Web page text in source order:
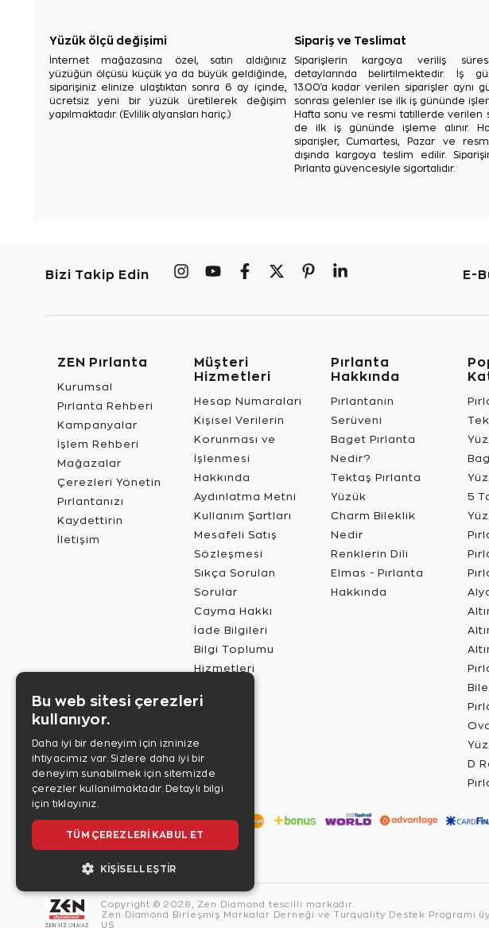
Yüzük ölçü değişimi
İnternet mağazasına özel, satın aldığınız
yüzüğün ölçüsü küçük ya da büyük geldiğinde,
siparişiniz elinize ulaştıktan sonra 6 ay içinde,
ücretsiz yeni bir yüzük üretilerek değişim
yapılmaktadır. (Evlilik alyansları hariç.)
Sipariş ve Teslimat
Siparişlerin kargoya veriliş
detaylarında belirtilmektedir. İş
13.00'a kadar verilen siparişler aynı
sonrası gelenler ise ilk iş gününde
Hafta sonu ve resmi tatillerde verilen
de ilk iş gününde işleme alınır.
siparişler, Cumartesi, Pazar ve
dışında kargoya teslim edilir.
Pırlanta güvencesiyle sigortalıdır.
Bizi Takip Edin E-
ZEN Pırlanta
Kurumsal
Pırlanta Rehberi
Kampanyalar
İşlem Rehberi
Mağazalar
Çerezleri Yönetin
Pırlantanızı
Kaydettirin
İletişim
Müşteri
Hizmetleri
Hesap Numaraları
Kişisel Verilerin
Korunması ve
İşlenmesi
Hakkında
Aydınlatma Metni
Kullanım Şartları
Mesafeli Satış
Sözleşmesi
Sıkça Sorulan
Sorular
Cayma Hakkı
İade Bilgileri
Bilgi Toplumu
Hizmetleri
Pırlanta
Hakkında
Pırlantanın
Serüveni
Baget Pırlanta
Nedir?
Tektaş Pırlanta
Yüzük
Charm Bileklik
Nedir
Renklerin Dili
Elmas - Pırlanta
Hakkında
5
D
Copyright © 2026, Zen Diamond tescilli markadır.
Zen Diamond Birleşmiş Markalar Derneği ve Turquality Destek Programı
US
Bu web sitesi çerezleri
kullanıyor.
Daha iyi bir deneyim için izninize
ihtiyacımız var. Sizlere daha iyi bir
deneyim sunabilmek için sitemizde
çerezler kullanılmaktadır. Detaylı bilgi
için tıklayınız.
TÜM ÇEREZLERI KABUL ET
KIŞISELLEŞTIR